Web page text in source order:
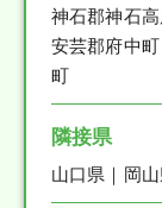
神石郡神石
安芸郡府中
町
隣接県
山口県｜岡